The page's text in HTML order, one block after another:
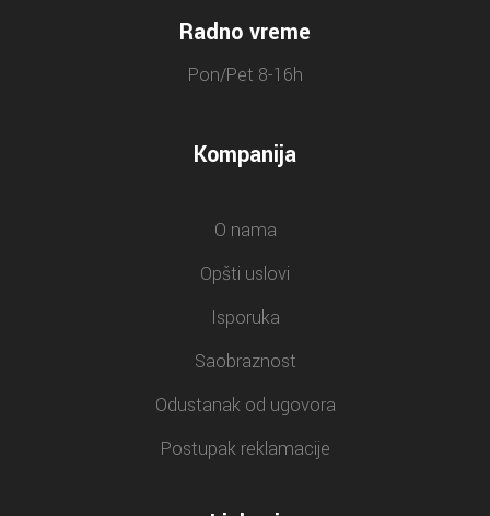
Radno vreme
Pon/Pet 8-16h
Kompanija
O nama
Opšti uslovi
Isporuka
Saobraznost
Odustanak od ugovora
Postupak reklamacije